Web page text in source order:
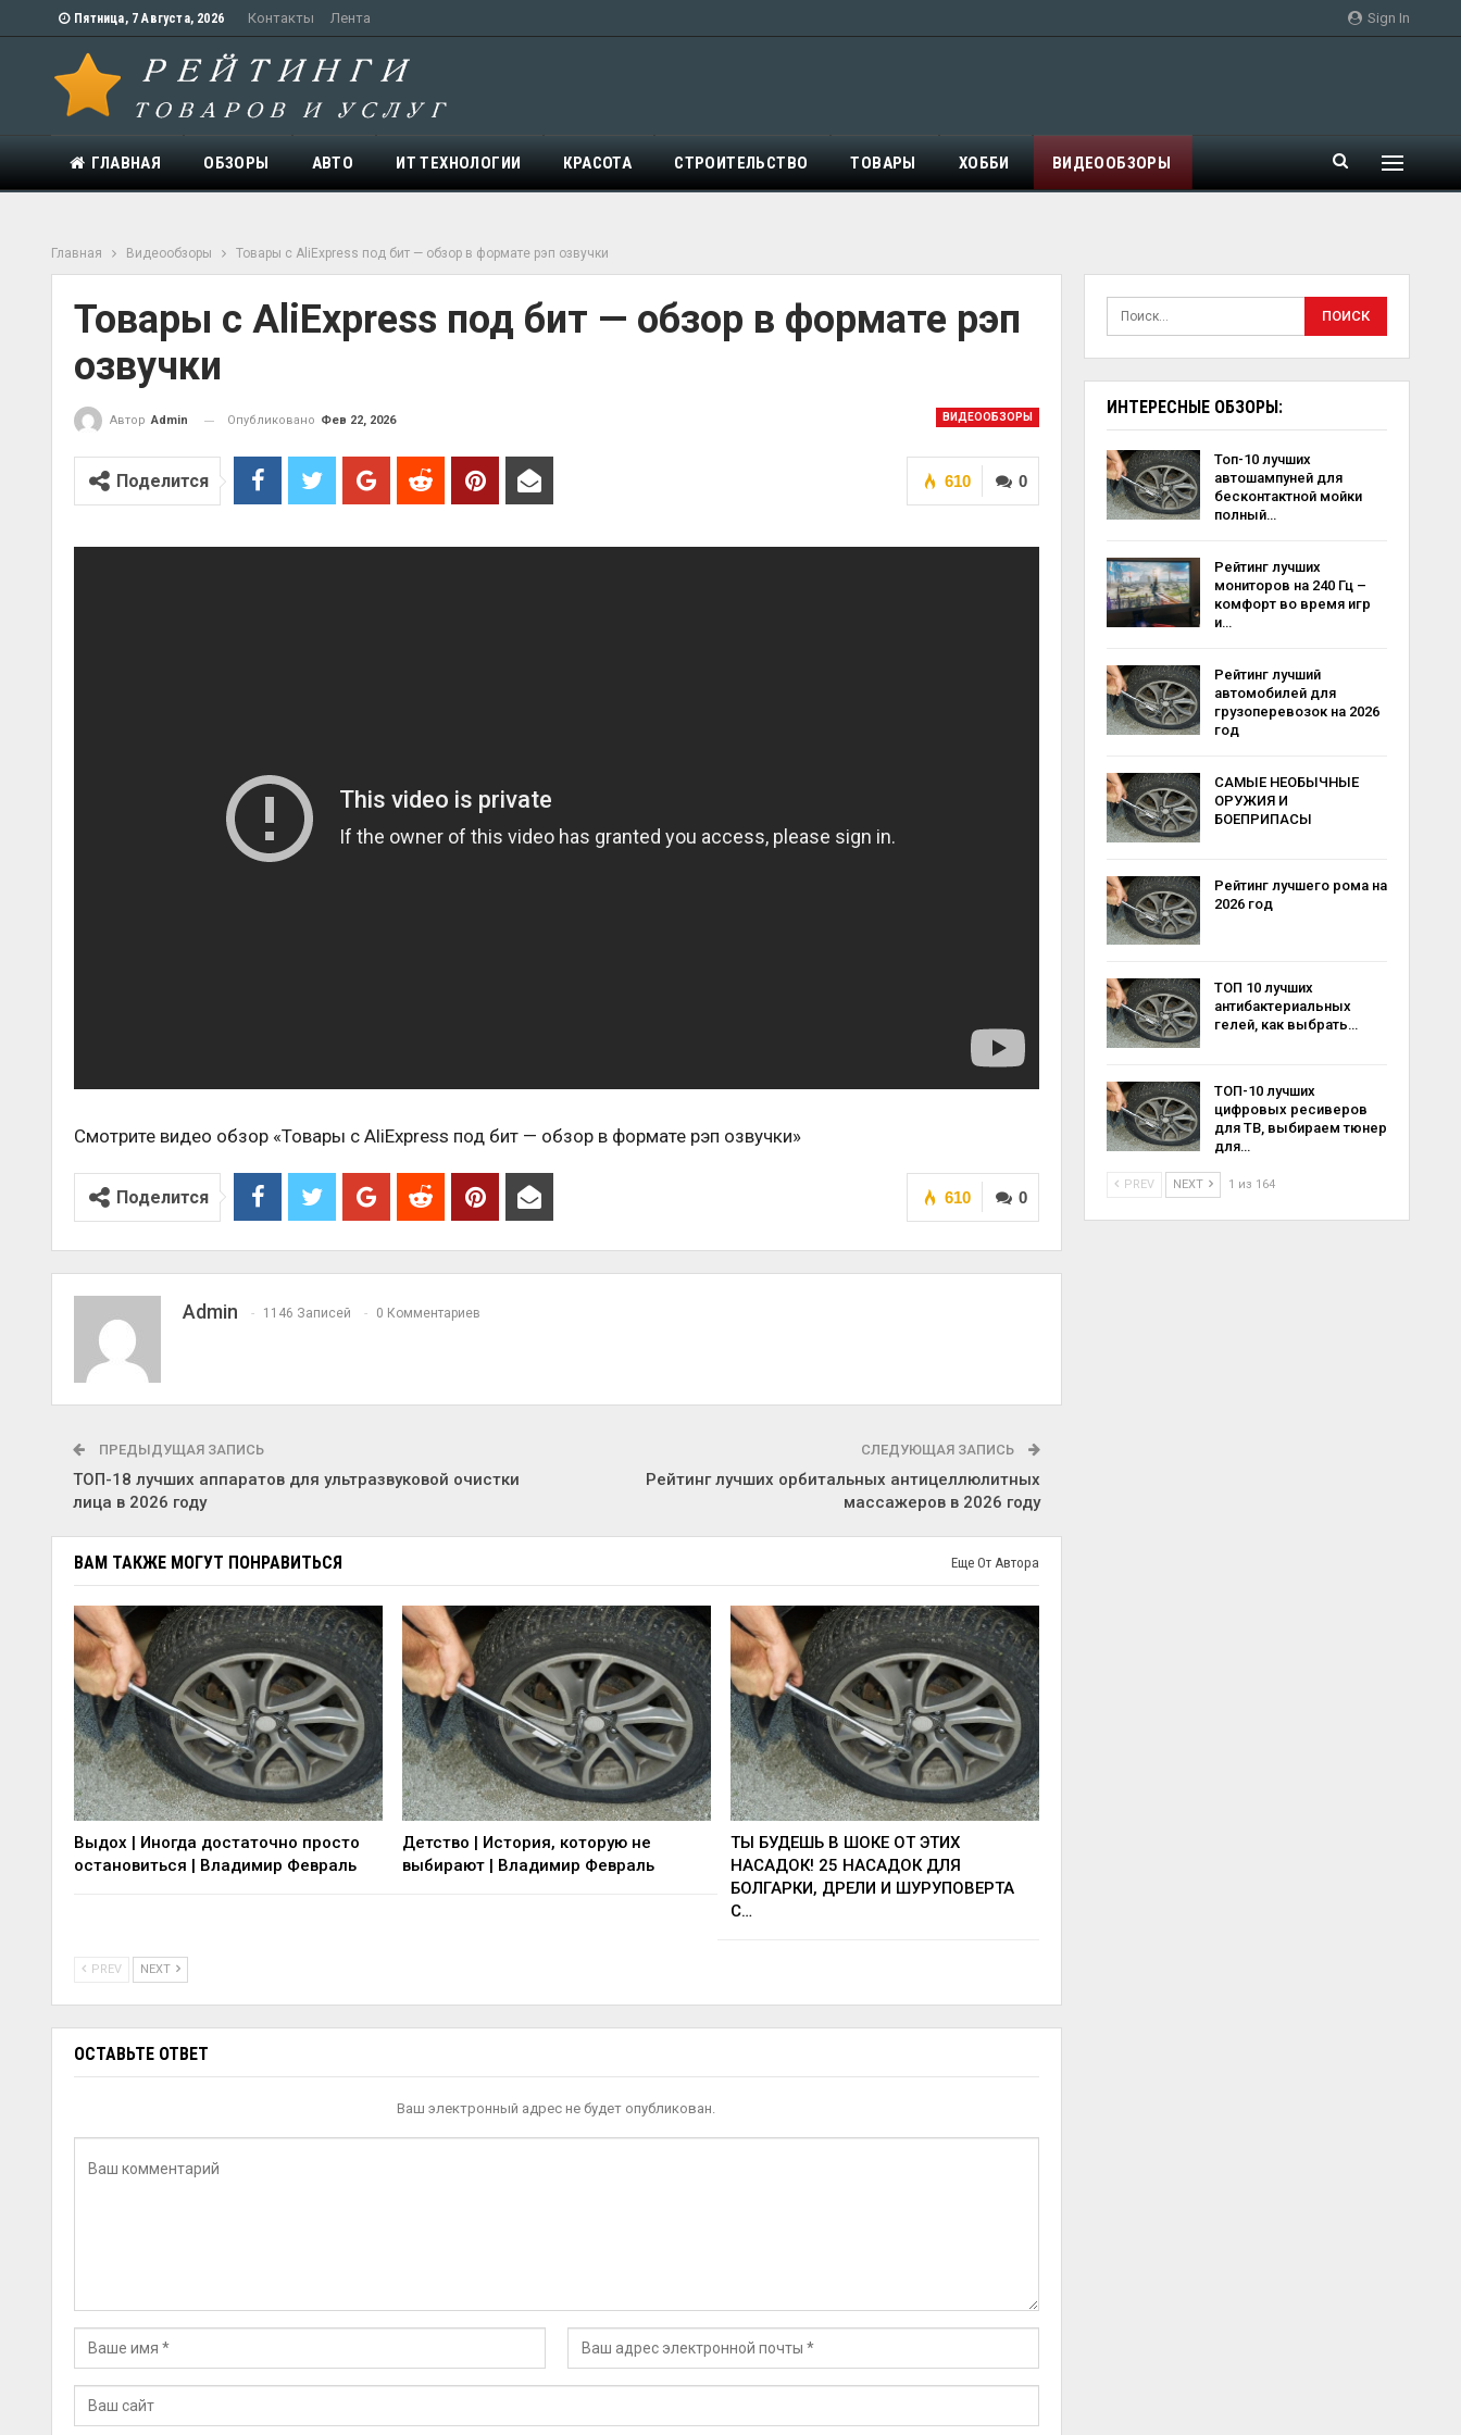
Sign In
Пятница, 7 Августа, 2026 Контакты Лента
ГЛАВНАЯ ОБЗОРЫ АВТО ИТ ТЕХНОЛОГИИ КРАСОТА СТРОИТЕЛЬСТВО ТОВАРЫ ХОББИ ВИДЕООБЗОРЫ
Главная Видеообзоры Товары с AliExpress под бит — обзор в формате рэп озвучки
Товары с AliExpress под бит — обзор в формате рэп
озвучки
ВИДЕООБЗОРЫ
Автор Admin Опубликовано Фев 22, 2026
0
610
Поделится
Смотрите видео обзор «Товары с AliExpress под бит — обзор в формате рэп озвучки»
0
610
Поделится
Admin 1146 Записей 0 Комментариев
ПРЕДЫДУЩАЯ ЗАПИСЬ
ТОП-18 лучших аппаратов для ультразвуковой очистки
лица в 2026 году
СЛЕДУЮЩАЯ ЗАПИСЬ
Рейтинг лучших орбитальных антицеллюлитных
массажеров в 2026 году
ВАМ ТАКЖЕ МОГУТ ПОНРАВИТЬСЯ Еще От Автора
Выдох | Иногда достаточно просто
остановиться | Владимир Февраль
Детство | История, которую не
выбирают | Владимир Февраль
ТЫ БУДЕШЬ В ШОКЕ ОТ ЭТИХ
НАСАДОК! 25 НАСАДОК ДЛЯ
БОЛГАРКИ, ДРЕЛИ И ШУРУПОВЕРТА
С…
PREV NEXT
ОСТАВЬТЕ ОТВЕТ
Ваш электронный адрес не будет опубликован.
ИНТЕРЕСНЫЕ ОБЗОРЫ:
Топ-10 лучших
автошампуней для
бесконтактной мойки
полный…
Рейтинг лучших
мониторов на 240 Гц –
комфорт во время игр
и…
Рейтинг лучший
автомобилей для
грузоперевозок на 2026
год
САМЫЕ НЕОБЫЧНЫЕ
ОРУЖИЯ И
БОЕПРИПАСЫ
Рейтинг лучшего рома на
2026 год
ТОП 10 лучших
антибактериальных
гелей, как выбрать…
ТОП-10 лучших
цифровых ресиверов
для ТВ, выбираем тюнер
для…
PREV NEXT 1 из 164